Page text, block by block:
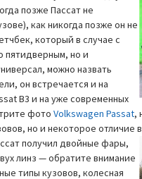
позже Пассат не
как никогда позже он не
который в случае с
пятидверным, но и
можно назвать
он встречается и на
B3 и на уже современных
фотоVolkswagen Passat,
но и некоторое отличие
получил двойные фары,
линз — обратите внимание
типы кузовов, колесная